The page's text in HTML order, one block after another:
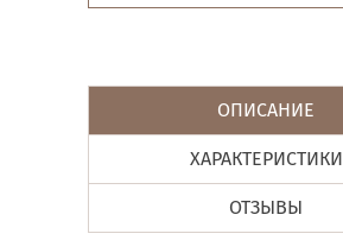
ОПИСАНИЕ
ХАРАКТЕРИСТИКИ
ОТЗЫВЫ